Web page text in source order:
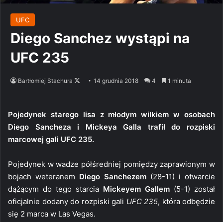
UFC
Diego Sanchez wystąpi na
UFC 235
Bartłomiej Stachura
Follow14 grudnia 2018 4 1 minuta
Pojedynek starego lisa z młodym wilkiem w osobach
Diego Sancheza i Mickeya Galla trafił do rozpiski
marcowej gali UFC 235.
Pojedynek w wadze półśredniej pomiędzy zaprawionym w
bojach weteranem Diego Sanchezem (28-11) i otwarcie
dążącym do tego starcia Mickeyem Gallem (5-1) został
oficjalnie dodany do rozpiski gali UFC 235, która odbędzie
się 2 marca w Las Vegas.